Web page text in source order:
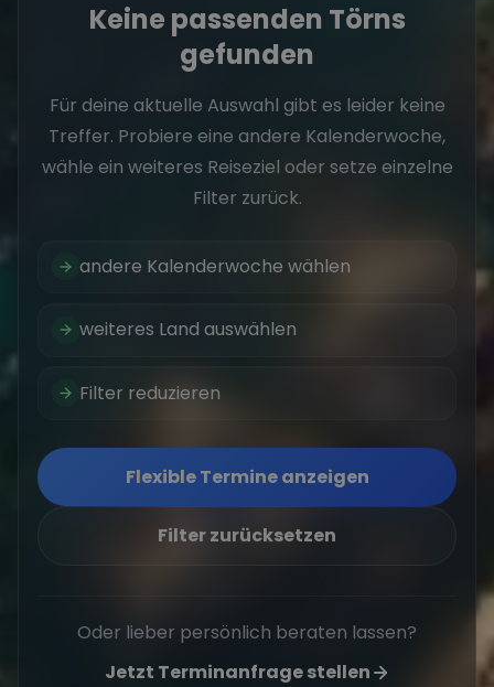
Keine passenden Törns
gefunden
Für deine aktuelle Auswahl gibt es leider keine
Treffer. Probiere eine andere Kalenderwoche,
wähle ein weiteres Reiseziel oder setze einzelne
Filter zurück.
andere Kalenderwoche wählen
weiteres Land auswählen
Filter reduzieren
Flexible Termine anzeigen
Filter zurücksetzen
Oder lieber persönlich beraten lassen?
Jetzt Terminanfrage stellen